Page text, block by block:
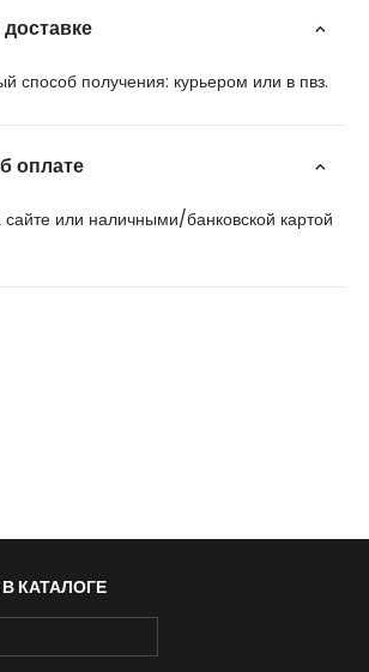
способ получения: курьером или в пвз.
оплате
или наличными/банковской картой
КАТАЛОГЕ